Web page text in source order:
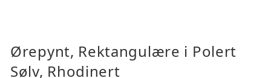
Ørepynt, Rektangulære i Polert
Sølv, Rhodinert